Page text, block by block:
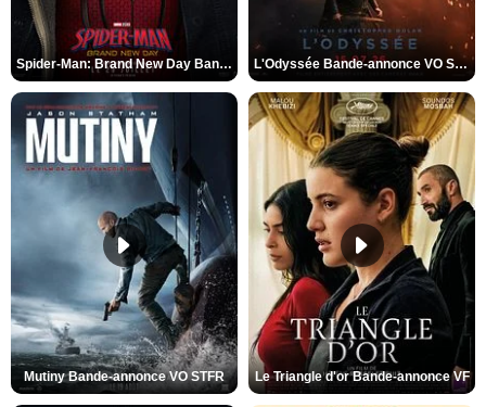
Spider-Man: Brand New Day Bande-annonce VO STFR L'Odyssée Bande-annonce VO STFR
Mutiny Bande-annonce VO STFR Le Triangle d'or Bande-annonce VF